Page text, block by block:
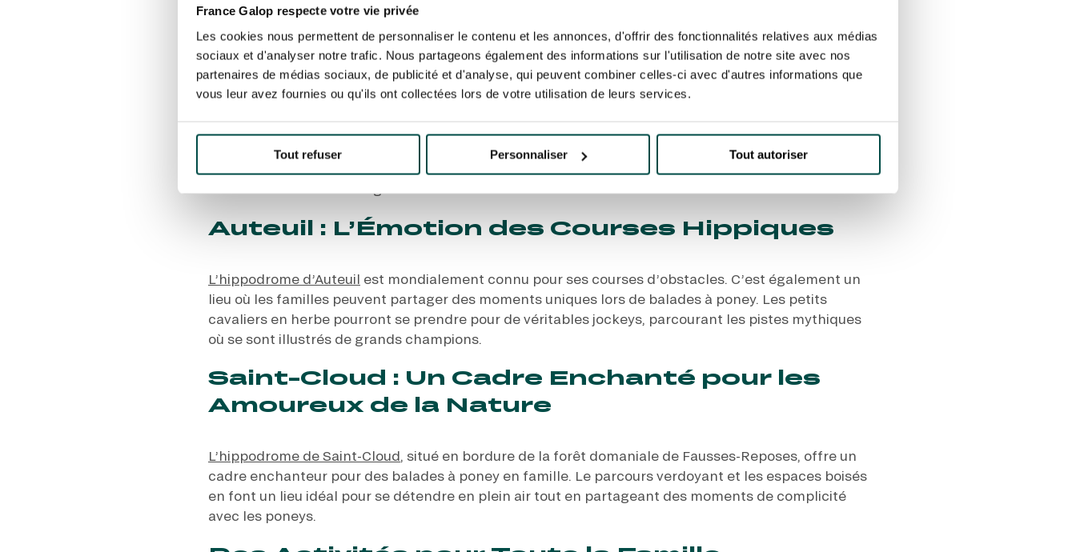
France Galop respecte votre vie privée
Les cookies nous permettent de personnaliser le contenu et les annonces, d'offrir des fonctionnalités relatives aux médias
sociaux et d'analyser notre trafic. Nous partageons également des informations sur l'utilisation de notre site avec nos
partenaires de médias sociaux, de publicité et d'analyse, qui peuvent combiner celles-ci avec d'autres informations que
vous leur avez fournies ou qu'ils ont collectées lors de votre utilisation de leurs services.
Tout refuser Personnaliser Tout autoriser
ParisLongchamp : Un Écrin de Nature et de
Sport
mêlent élégance et courses hippiques. Profitez de balades à poney au cœur de la nature, dans un
cadre paisible, le tout à quelques minutes du cœur de Paris. Laissez-vous séduire par l’ambiance
Auteuil : L’Émotion des Courses Hippiques
L’hippodrome d’Auteuil est mondialement connu pour ses courses d’obstacles. C’est également un
lieu où les familles peuvent partager des moments uniques lors de balades à poney. Les petits
cavaliers en herbe pourront se prendre pour de véritables jockeys, parcourant les pistes mythiques
où se sont illustrés de grands champions.
Saint-Cloud : Un Cadre Enchanté pour les
Amoureux de la Nature
L’hippodrome de Saint-Cloud, situé en bordure de la forêt domaniale de Fausses-Reposes, offre un
cadre enchanteur pour des balades à poney en famille. Le parcours verdoyant et les espaces boisés
en font un lieu idéal pour se détendre en plein air tout en partageant des moments de complicité
avec les poneys.